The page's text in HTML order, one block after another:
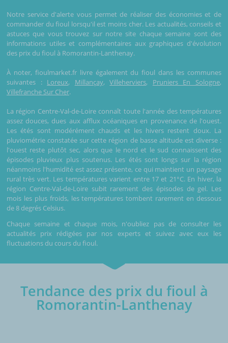
Notre service d'alerte vous permet de réaliser des économies et de
commander du fioul lorsqu'il est moins cher. Les actualités, conseils et
astuces que vous trouvez sur notre site chaque semaine sont des
informations utiles et complémentaires aux graphiques d'évolution
des prix du fioul à Romorantin-Lanthenay.
À noter, fioulmarket.fr livre également du fioul dans les communes
suivantes : Loreux, Millançay,Villeherviers, Pruniers En Sologne,
Villefranche Sur Cher.
La région Centre-Val-de-Loire connaît toute l'année des températures
assez douces, dues aux afflux océaniques en provenance de l'ouest.
Les étés sont modérément chauds et les hivers restent doux. La
pluviométrie constatée sur cette région de basse altitude est diverse :
l'ouest reste plutôt sec, alors que le nord et le sud connaissent des
épisodes pluvieux plus soutenus. Les étés sont longs sur la région
néanmoins l'humidité est assez présente, ce qui maintient un paysage
rural très vert. Les températures varient entre 17 et 21°C. En hiver, la
région Centre-Val-de-Loire subit rarement des épisodes de gel. Les
mois les plus froids, les températures tombent rarement en dessous
de 8 degrés Celsius.
Chaque semaine et chaque mois, n'oubliez pas de consulter les
actualités prix rédigées par nos experts et suivez avec eux les
fluctuations du cours du fioul.
Tendance des prix du fioul à
Romorantin-Lanthenay